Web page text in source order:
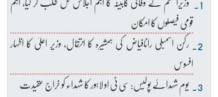
قومی فیصلوں کا امکان
رکن اسمبلی رانافیاض کی ہمشیرہ کا انتقال، وزیر اعلیٰ کا اظہار
افسوس
یوم شہدائے پولیس: سی ٹی او لاہور کا شہداء کو خراج عقیدت